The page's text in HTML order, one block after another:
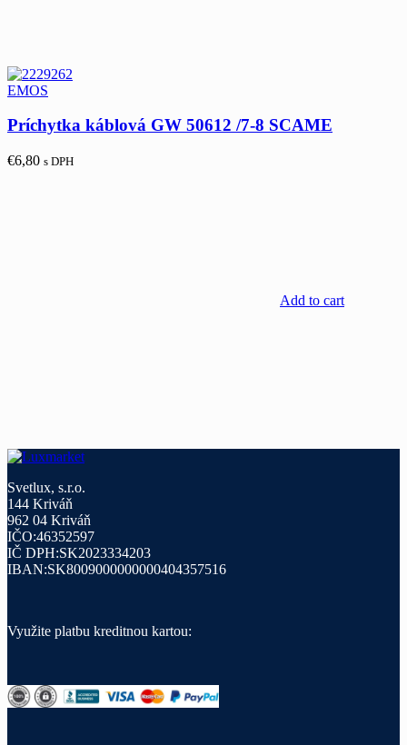
EMOS
Príchytka káblová GW 50612 /7-8 SCAME
€6,80 s DPH
Add to cart
Svetlux, s.r.o.
144 Kriváň
962 04 Kriváň
IČO:46352597
IČ DPH:SK2023334203
IBAN:SK8009000000000404357516
Využite platbu kreditnou kartou: